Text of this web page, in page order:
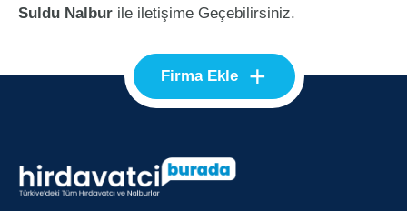
Suldu Nalbur ile iletişime Geçebilirsiniz.
Firma Ekle +